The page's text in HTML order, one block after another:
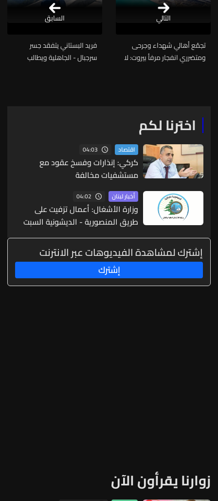
التالي
تجمّع أهالي شهداء وجرحى
ومتضرري انفجار مرفأ بيروت: لا
فريد البستاني يتفقد جسر
سرجبال - الجاهلية ويطالب
السابق
اخترنا لكم
اقتصاد 04:03
كركي: إنذارات وفسخ عقود مع
مستشفيات مخالفة
أخبار لبنان 04:02
وزارة الأشغال: أعمال تزفيت على
طريق المنصورية - الديشونية السبت
إشترك لمشاهدة الفيديوهات عبر الانترنت
إشترك
زوارنا يقرأون الآن